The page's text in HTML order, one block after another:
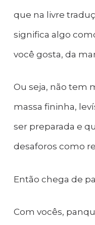
que na livre
significa algo
você gosta, da
Ou seja, não tem
massa fininha,
ser preparada e
desaforos como
Então chega de
Com vocês,